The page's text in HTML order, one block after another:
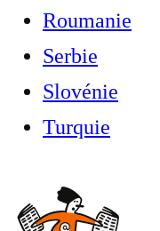
Roumanie
Serbie
Slovénie
Turquie